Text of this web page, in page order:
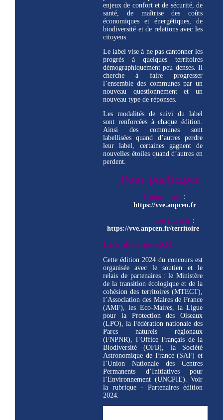
enjeux de confort et de sécurité, de
santé, de maîtrise des coûts
économiques et énergétiques, de
biodiversité et de relations avec les
citoyens.
Le label vise à ne pas cantonner les
progrès à quelques territoires
démographiquement peu denses. Il
cherche à faire progresser
l’ensemble des communes par un
nouveau questionnement et un
nouveau type de réponses.
Les modalités de suivi du label
sont renforcées à chaque édition.
Ainsi des communes sont
labellisées quand d’autres perdre
leur label, certaines gagnent de
nouvelles étoiles quand d’autres en
perdent.
Pour participer
Communes :
https://vve.anpcen.fr
Territoires :
https://vve.anpcen.fr/territoire
Le millésime 2024
Cette édition 2024 du concours est
organisée avec le soutien et le
relais de partenaires : le Ministère
de la transition écologique et de la
cohésion des territoires (MTECT),
l’Association des Maires de France
(AMF), les Eco-Maires, la Ligue
pour la Protection des Oiseaux
(LPO), la Fédération nationale des
Parcs naturels régionaux
(FNPNR), l’Office Français de la
Biodiversité (OFB), la Société
Astronomique de France (SAF) et
l’Union Nationale des Centres
Permanents d’Initiatives pour
l’Environnement (UNCPIE). Voir
la rubrique - Partenaires édition
2024.